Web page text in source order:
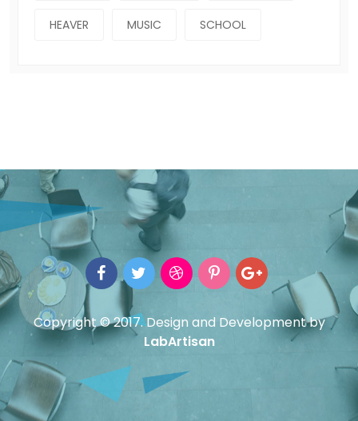
HEAVER MUSIC SCHOOL
Copyright © 2017. Design and Development by
LabArtisan